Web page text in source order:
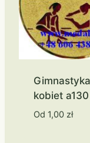
Gimnastyka
kobiet a130
Od 1,00 zł